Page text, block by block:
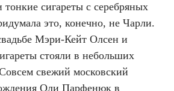
тонкие сигареты с серебряных
это, конечно, не Чарли.
Мэри-Кейт Олсен и
стояли в небольших
свежий московский
Оли Парфенюк в